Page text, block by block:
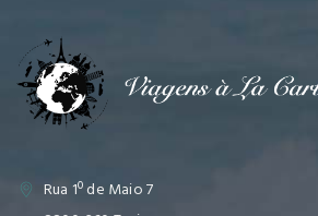
Rua 1º de Maio 7